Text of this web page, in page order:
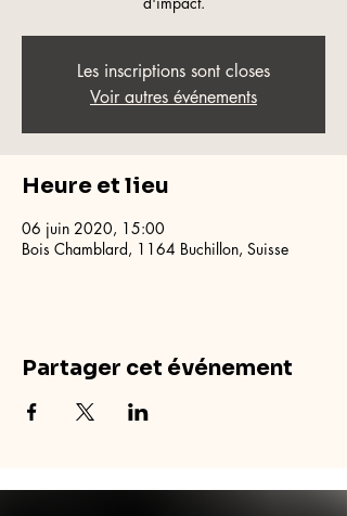
Les inscriptions sont closes
Voir autres événements
Heure et lieu
06 juin 2020, 15:00
Bois Chamblard, 1164 Buchillon, Suisse
Partager cet événement